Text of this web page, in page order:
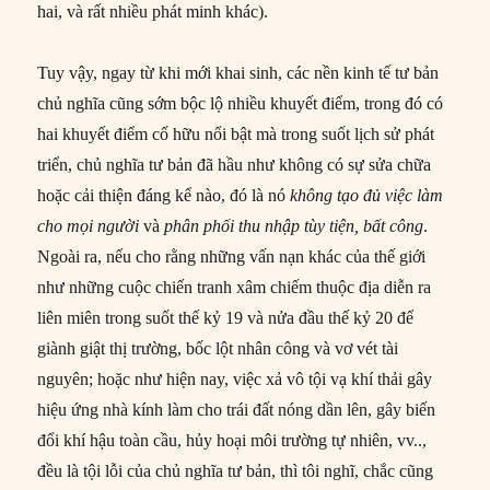
hai, và rất nhiều phát minh khác).
Tuy vậy, ngay từ khi mới khai sinh, các nền kinh tế tư bản
chủ nghĩa cũng sớm bộc lộ nhiều khuyết điểm, trong đó có
hai khuyết điểm cố hữu nổi bật mà trong suốt lịch sử phát
triển, chủ nghĩa tư bản đã hầu như không có sự sửa chữa
hoặc cải thiện đáng kể nào, đó là nókhông tạo đủ việc làm
cho mọi người vàphân phối thu nhập tùy tiện, bất công.
Ngoài ra, nếu cho rằng những vấn nạn khác của thế giới
như những cuộc chiến tranh xâm chiếm thuộc địa diễn ra
liên miên trong suốt thế kỷ 19 và nửa đầu thế kỷ 20 để
giành giật thị trường, bốc lột nhân công và vơ vét tài
nguyên; hoặc như hiện nay, việc xả vô tội vạ khí thải gây
hiệu ứng nhà kính làm cho trái đất nóng dần lên, gây biến
đổi khí hậu toàn cầu, hủy hoại môi trường tự nhiên, vv..,
đều là tội lỗi của chủ nghĩa tư bản, thì tôi nghĩ, chắc cũng